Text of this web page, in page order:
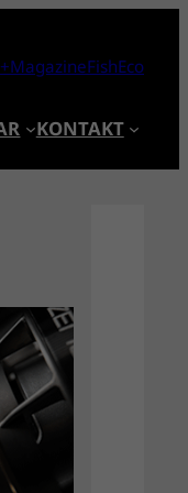
+MagazineFishEco
KONTAKT